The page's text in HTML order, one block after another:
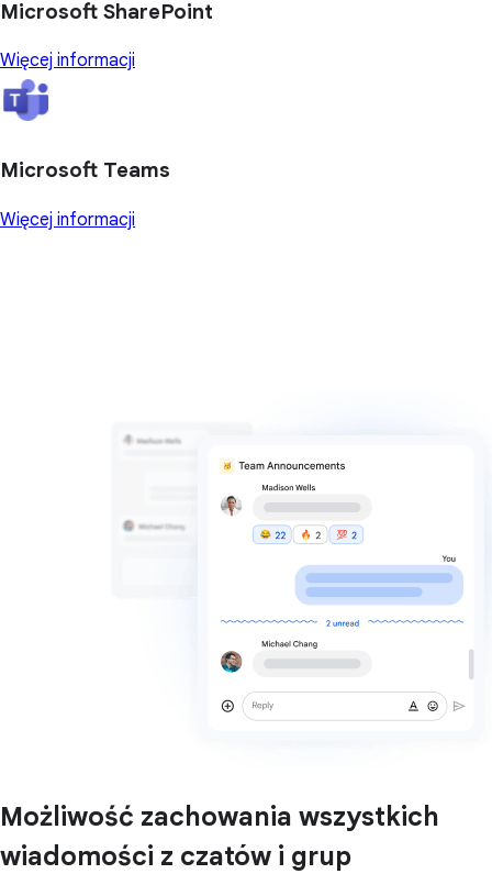
Microsoft SharePoint
Więcej informacji
Microsoft Teams
Więcej informacji
Możliwość zachowania wszystkich
wiadomości z czatów i grup